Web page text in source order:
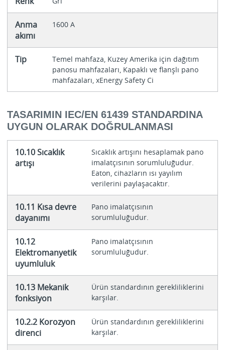
Anma
akımı
1600 A
Tip
Temel mahfaza, Kuzey Amerika için dağıtım
panosu mahfazaları, Kapaklı ve flanşlı pano
mahfazaları, xEnergy Safety Ci
TASARIMIN IEC/EN 61439 STANDARDINA
UYGUN OLARAK DOĞRULANMASI
10.10 Sıcaklık
artışı
Sıcaklık artışını hesaplamak pano
imalatçısının sorumluluğudur.
Eaton, cihazların ısı yayılım
verilerini paylaşacaktır.
10.11 Kısa devre
dayanımı
Pano imalatçısının
sorumluluğudur.
10.12
Elektromanyetik
uyumluluk
Pano imalatçısının
sorumluluğudur.
10.13 Mekanik
fonksiyon
Ürün standardının gerekliliklerini
karşılar.
10.2.2 Korozyon
direnci
Ürün standardının gerekliliklerini
karşılar.